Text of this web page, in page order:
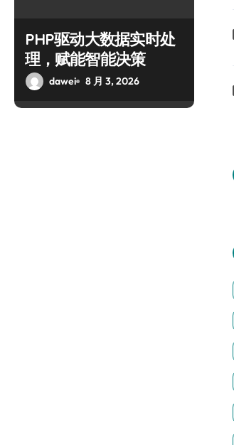
PHP驱动大数据实时处
理，赋能智能决策
dawei 8 月 3, 2026